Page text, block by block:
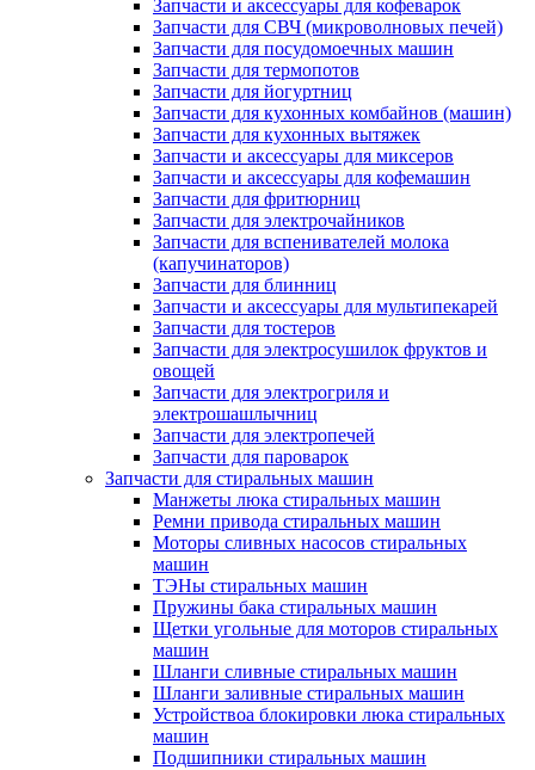
Запчасти и аксессуары для кофеварок
Запчасти для СВЧ (микроволновых печей)
Запчасти для посудомоечных машин
Запчасти для термопотов
Запчасти для йогуртниц
Запчасти для кухонных комбайнов (машин)
Запчасти для кухонных вытяжек
Запчасти и аксессуары для миксеров
Запчасти и аксессуары для кофемашин
Запчасти для фритюрниц
Запчасти для электрочайников
Запчасти для вспенивателей молока
(капучинаторов)
Запчасти для блинниц
Запчасти и аксессуары для мультипекарей
Запчасти для тостеров
Запчасти для электросушилок фруктов и
овощей
Запчасти для электрогриля и
электрошашлычниц
Запчасти для электропечей
Запчасти для пароварок
Запчасти для стиральных машин
Манжеты люка стиральных машин
Ремни привода стиральных машин
Моторы сливных насосов стиральных
машин
ТЭНы стиральных машин
Пружины бака стиральных машин
Щетки угольные для моторов стиральных
машин
Шланги сливные стиральных машин
Шланги заливные стиральных машин
Устройствоа блокировки люка стиральных
машин
Подшипники стиральных машин